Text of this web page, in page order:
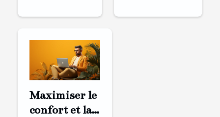
Maximiser le
confort et la